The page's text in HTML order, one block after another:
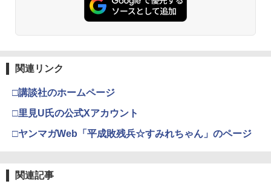
関連リンク
□講談社のホームページ
□里見U氏の公式Xアカウント
□ヤンマガWeb「平成敗残兵☆すみれちゃん」のページ
関連記事